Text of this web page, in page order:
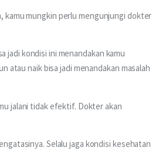
kamu mungkin perlu mengunjungi dokter
jadi kondisi ini menandakan kamu
atau naik bisa jadi menandakan masalah
jalani tidak efektif. Dokter akan
Selalu jaga kondisi kesehatan